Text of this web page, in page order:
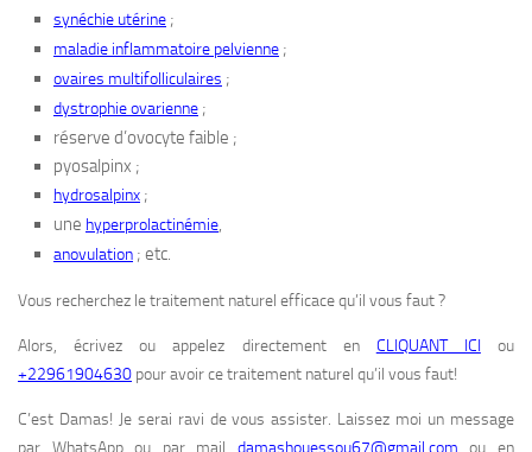
synéchie utérine ;
maladie inflammatoire pelvienne ;
ovaires multifolliculaires ;
dystrophie ovarienne ;
réserve d’ovocyte faible ;
pyosalpinx ;
hydrosalpinx ;
une hyperprolactinémie,
anovulation ; etc.
Vous recherchez le traitement naturel efficace qu’il vous faut ?
Alors, écrivez ou appelez directement en CLIQUANT ICI ou
+22961904630 pour avoir ce traitement naturel qu’il vous faut!
C’est Damas! Je serai ravi de vous assister. Laissez moi un message